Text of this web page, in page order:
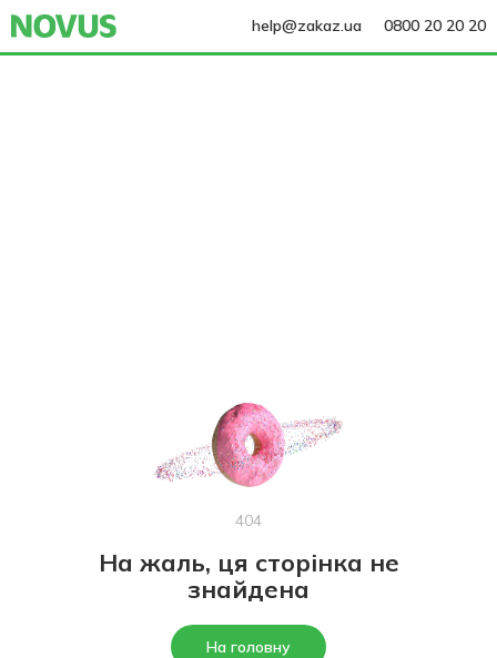
help@zakaz.ua 0800 20 20 20
404
На жаль, ця сторінка не
знайдена
На головну